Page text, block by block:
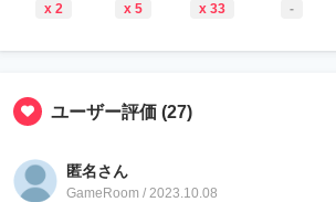
x 2 x 5 x 33 -
ユーザー評価 (27)
匿名さん
GameRoom / 2023.10.08